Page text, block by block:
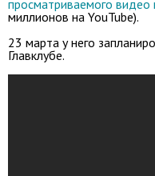
просматриваемого видео
миллионов на YouTube).
23 марта у него
Главклубе.